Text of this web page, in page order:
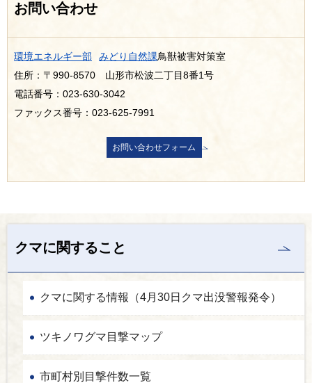
お問い合わせ
環境エネルギー部 みどり自然課鳥獣被害対策室
住所：〒990-8570 山形市松波二丁目8番1号
電話番号：023-630-3042
ファックス番号：023-625-7991
クマに関すること
クマに関する情報（4月30日クマ出没警報発令）
ツキノワグマ目撃マップ
市町村別目撃件数一覧